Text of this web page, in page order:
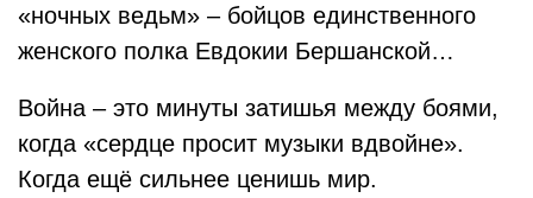
«ночных ведьм» – бойцов единственного
женского полка Евдокии Бершанской…
Война – это минуты затишья между боями,
когда «сердце просит музыки вдвойне».
Когда ещё сильнее ценишь мир.